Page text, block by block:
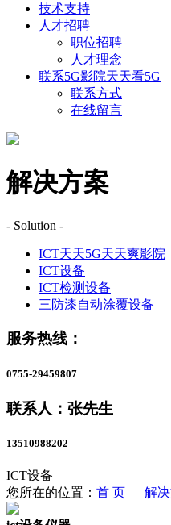
技术支持
人才招聘
职位招聘
人才理念
联系5G影院天天看5G
联系方式
在线留言
解决方案
- Solution -
ICT天天5G天天爽影院
ICT设备
ICT检测设备
三防漆自动涂覆设备
服务热线：
0755-29459807
联系人：张先生
13510988202
ICT设备
您所在的位置： 首 页 — 解